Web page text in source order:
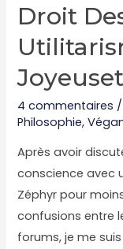
Droit
4 commentaires
Philosophie,
Après avoir
conscience avec
Zéphyr pour
confusions entre
forums, je me